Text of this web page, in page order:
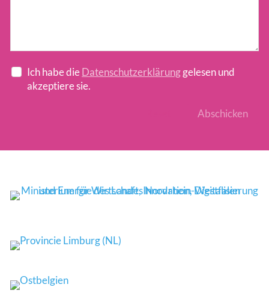
Ich habe dieDatenschutzerklärunggelesen und
akzeptiere sie.
Abschicken